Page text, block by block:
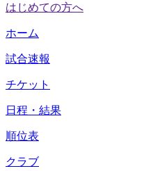
はじめての方へ
ホーム
試合速報
チケット
日程・結果
順位表
クラブ